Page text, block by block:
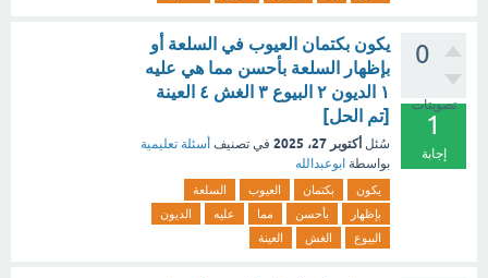
0
تصويتات
1
إجابة
يكون بكتمان العيوب في السلعة أو
بإظهار السلعة بأحسن مما هي عليه
١ الديون ٢ البيوع ٣ الغش ٤ العينة
[تم الحل]
سُئل أكتوبر 27، 2025 في تصنيف أسئلة تعليمية
بواسطة ابوعبدالله
يكون بكتمان العيوب
السلعة
بإظهار
بأحسن مما عليه
الديون
البيوع
الغش العينة